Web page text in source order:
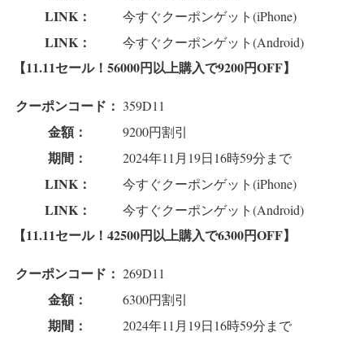
LINK： 今すぐクーポンゲット(iPhone)
LINK： 今すぐクーポンゲット(Android)
【11.11セール！56000円以上購入で9200円OFF】
クーポンコード： 359D11
金額： 9200円割引
期間： 2024年11月19日16時59分まで
LINK： 今すぐクーポンゲット(iPhone)
LINK： 今すぐクーポンゲット(Android)
【11.11セール！42500円以上購入で6300円OFF】
クーポンコード： 269D11
金額： 6300円割引
期間： 2024年11月19日16時59分まで